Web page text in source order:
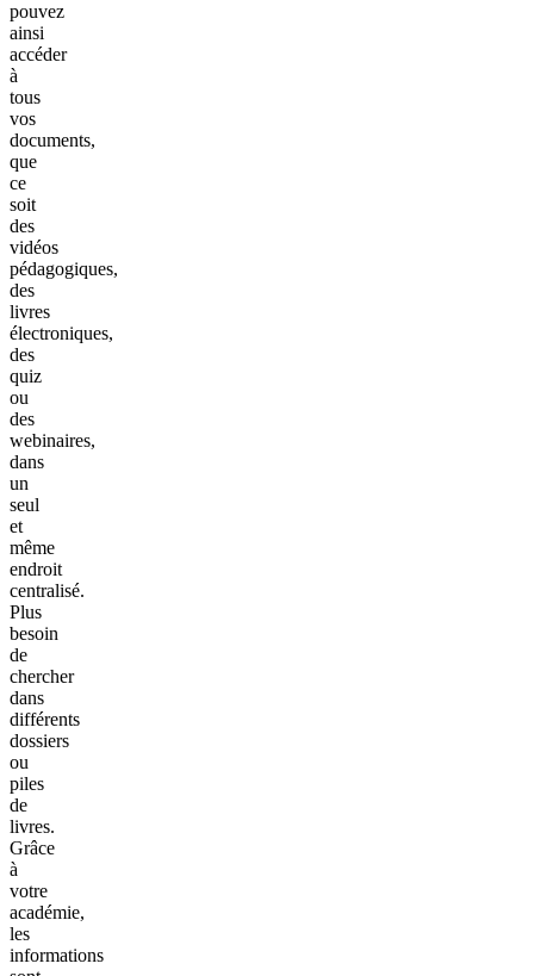
pouvez
ainsi
accéder
à
tous
vos
documents,
que
ce
soit
des
vidéos
pédagogiques,
des
livres
électroniques,
des
quiz
ou
des
webinaires,
dans
un
seul
et
même
endroit
centralisé.
Plus
besoin
de
chercher
dans
différents
dossiers
ou
piles
de
livres.
Grâce
à
votre
académie,
les
informations